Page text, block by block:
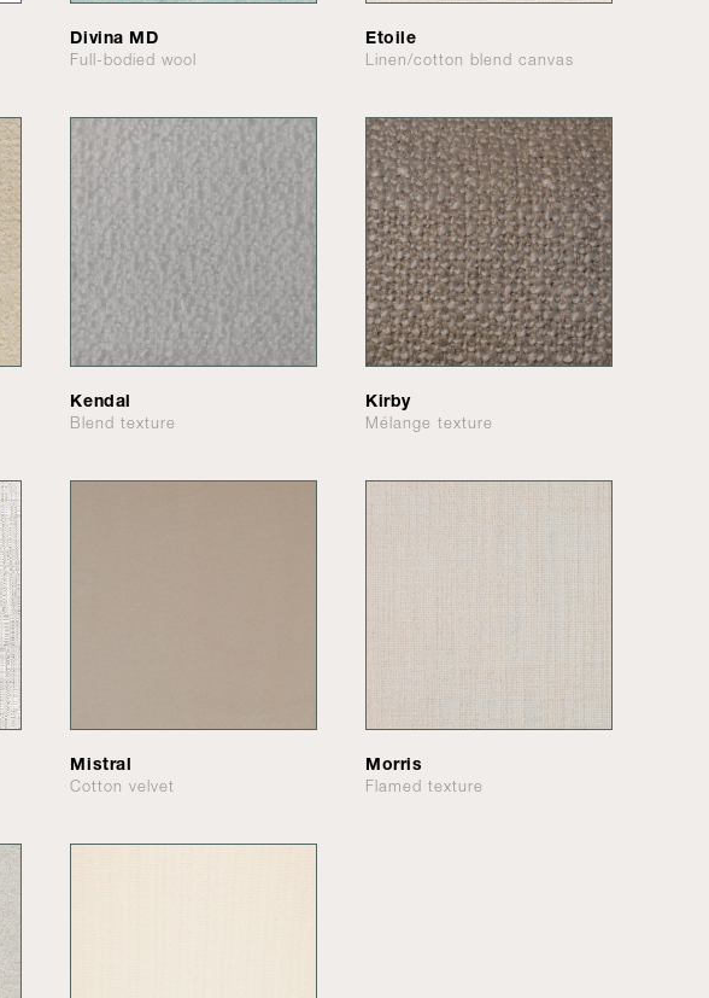
Divina MD
Full-bodied wool
Etoile
Linen/cotton blend canvas
Kendal
Blend texture
Kirby
Mélange texture
Mistral
Cotton velvet
Morris
Flamed texture